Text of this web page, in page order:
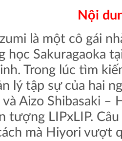
Nội
là một cô gái
học Sakuragaoka
Trong lúc tìm
lý tập sự của hai
và Aizo Shibasaki –
tượng LIPxLIP.
mà Hiyori vượt